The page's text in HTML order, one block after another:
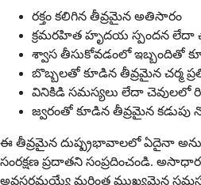
రక్తం కలిగిన తీవ్రమైన అతిసారం
క్రమరహిత హృదయ స్పందన లేదా
శ్వాస తీసుకోవడంలో ఇబ్బందితో
బొబ్బలతో కూడిన తీవ్రమైన చర్మ
వినికిడి సమస్యలు లేదా చెవులలో
జ్వరంతో కూడిన తీవ్రమైన కడుపు
ఈ తీవ్రమైన దుష్ప్రభావాలలో ఏదైనా
సంరక్షణ ప్రదాతని సంప్రదించండి.
అవసరమయ్యే మరింత ముఖ్యమైన